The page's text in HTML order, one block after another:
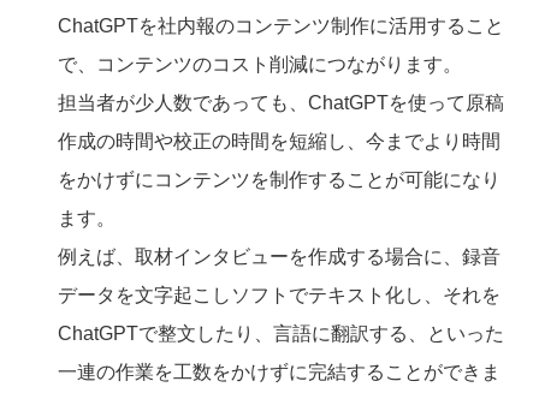
ChatGPTを社内報のコンテンツ制作に活用すること
で、コンテンツのコスト削減につながります。
担当者が少人数であっても、ChatGPTを使って原稿
作成の時間や校正の時間を短縮し、今までより時間
をかけずにコンテンツを制作することが可能になり
ます。
例えば、取材インタビューを作成する場合に、録音
データを文字起こしソフトでテキスト化し、それを
ChatGPTで整文したり、言語に翻訳する、といった
一連の作業を工数をかけずに完結することができま